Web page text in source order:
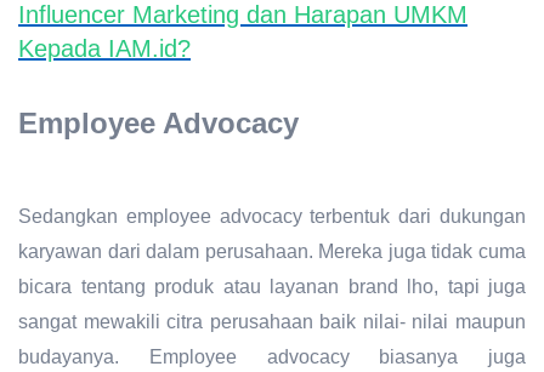
Influencer Marketing dan Harapan UMKM
Kepada IAM.id?
Employee Advocacy
Sedangkan employee advocacy terbentuk dari dukungan
karyawan dari dalam perusahaan. Mereka juga tidak cuma
bicara tentang produk atau layanan brand lho, tapi juga
sangat mewakili citra perusahaan baik nilai- nilai maupun
budayanya. Employee advocacy biasanya juga